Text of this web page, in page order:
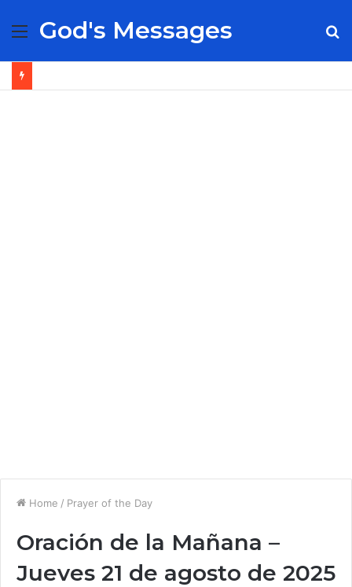
Menu
God's Messages
Home / Prayer of the Day
Oración de la Mañana –
Jueves 21 de agosto de 2025